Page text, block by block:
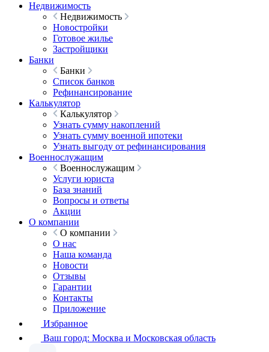
Недвижимость
Недвижимость
Новостройки
Готовое жилье
Застройщики
Банки
Банки
Список банков
Рефинансирование
Калькулятор
Калькулятор
Узнать сумму накоплений
Узнать сумму военной ипотеки
Узнать выгоду от рефинансирования
Военнослужащим
Военнослужащим
Услуги юриста
База знаний
Вопросы и ответы
Акции
О компании
О компании
О нас
Наша команда
Новости
Отзывы
Гарантии
Контакты
Приложение
Избранное
Ваш город: Москва и Московская область